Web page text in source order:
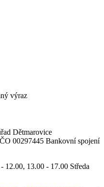
výraz
Dětmarovice
00297445 Bankovní spojení
12.00, 13.00 - 17.00 Středa